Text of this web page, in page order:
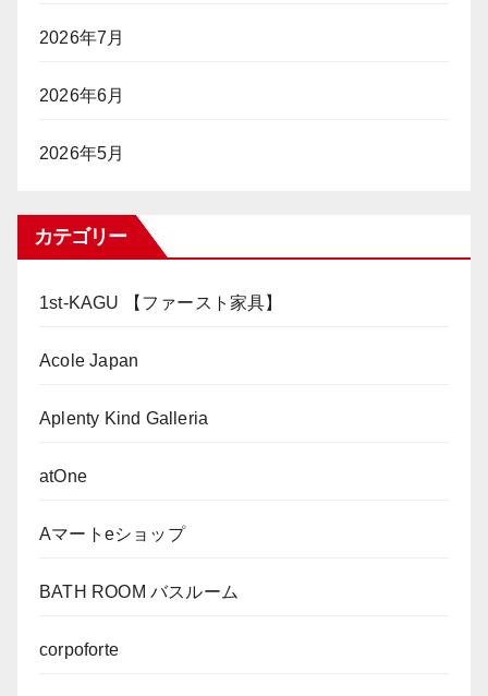
2026年7月
2026年6月
2026年5月
カテゴリー
1st-KAGU 【ファースト家具】
Acole Japan
Aplenty Kind Galleria
atOne
Aマートeショップ
BATH ROOM バスルーム
corpoforte